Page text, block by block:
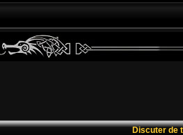
Discuter de